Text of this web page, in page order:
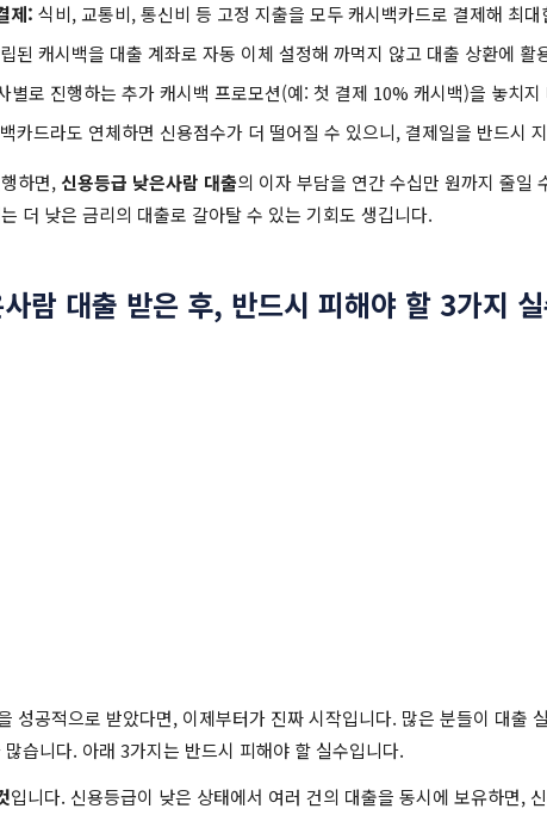
제: 식비, 교통비, 통신비 등 고정 지출을 모두 캐시백카드로 결제해 최
된 캐시백을 대출 계좌로 자동 이체 설정해 까먹지 않고 대출 상환에 활
별로 진행하는 추가 캐시백 프로모션(예: 첫 결제 10% 캐시백)을 놓치지
카드라도 연체하면 신용점수가 더 떨어질 수 있으니, 결제일을 반드시
하면, 신용등급 낮은사람 대출의 이자 부담을 연간 수십만 원까지 줄일
더 낮은 금리의 대출로 갈아탈 수 있는 기회도 생깁니다.
람 대출 받은 후, 반드시 피해야 할 3가지
성공적으로 받았다면, 이제부터가 진짜 시작입니다. 많은 분들이 대출
습니다. 아래 3가지는 반드시 피해야 할 실수입니다.
입니다. 신용등급이 낮은 상태에서 여러 건의 대출을 동시에 보유하면,